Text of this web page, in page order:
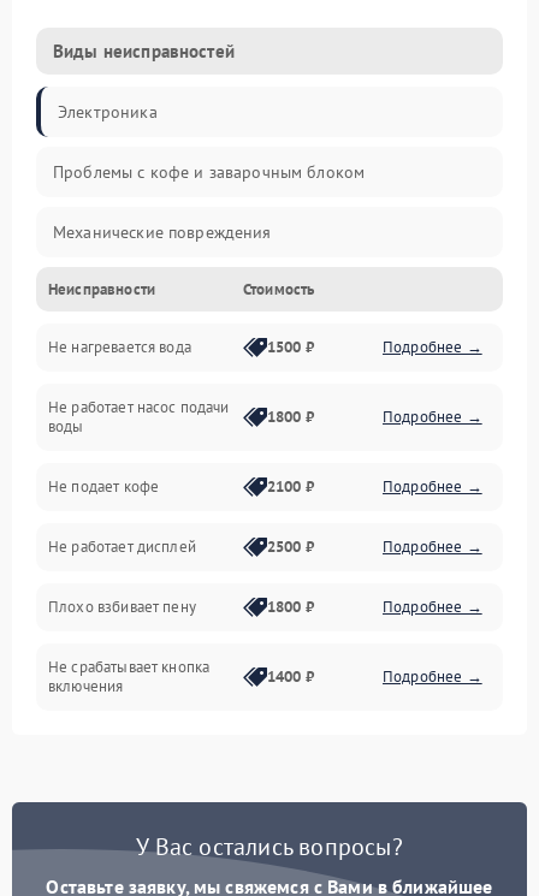
Виды неисправностей
Электроника
Проблемы с кофе и заварочным блоком
Механические повреждения
Прочие неисправности
Включение и работа
Проблемы с водой
Проблемы с капучинатором и паром
Управление и электроника
Программное обеспечение
Неисправности Стоимость
Не нагревается вода 1500 ₽ Подробнее →
Не работает насос подачи
воды
1800 ₽ Подробнее →
Не подает кофе 2100 ₽ Подробнее →
Не работает дисплей 2500 ₽ Подробнее →
Плохо взбивает пену 1800 ₽ Подробнее →
Не срабатывает кнопка
включения
1400 ₽ Подробнее →
Постоянные сбои в работе 1500 ₽ Подробнее →
У Вас остались вопросы?
Оставьте заявку, мы свяжемся с Вами в ближайшее